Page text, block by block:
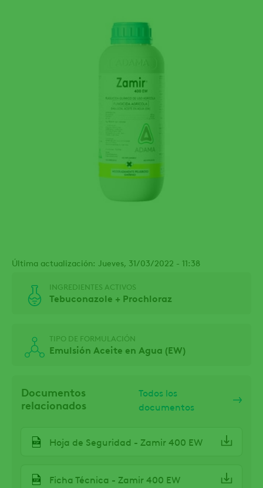
Última actualización: Jueves, 31/03/2022 - 11:38
INGREDIENTES ACTIVOS
Tebuconazole + Prochloraz
TIPO DE FORMULACIÓN
Emulsión Aceite en Agua (EW)
Documentos
relacionados
Todos los
documentos
Hoja de Seguridad - Zamir 400 EW
Ficha Técnica - Zamir 400 EW